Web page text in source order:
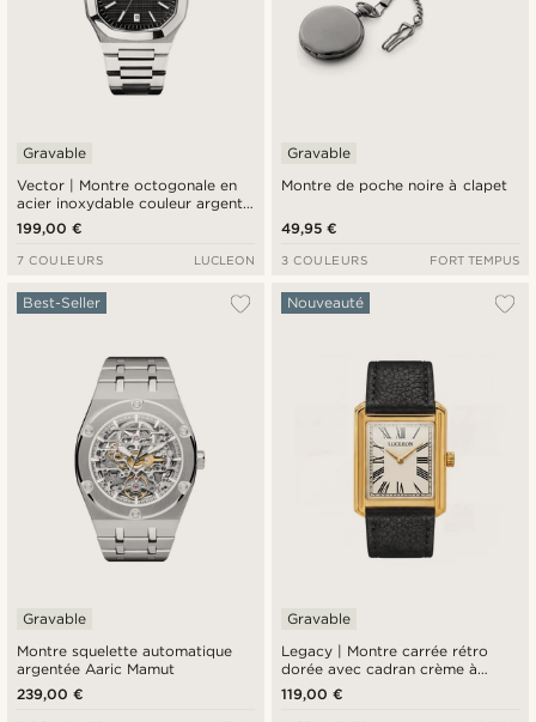
Vector | Montre octogonale en
acier inoxydable couleur argent
avec cadran noir
Gravable
199,00 €
7 COULEURS LUCLEON
Montre de poche noire à clapet
Gravable
49,95 €
3 COULEURS FORT TEMPUS
Montre squelette automatique
argentée Aaric Mamut
Best-Seller
Gravable
239,00 €
Legacy | Montre carrée rétro
dorée avec cadran crème à
chiffres romains et bracelet en
cuir noir
Nouveauté
Gravable
119,00 €